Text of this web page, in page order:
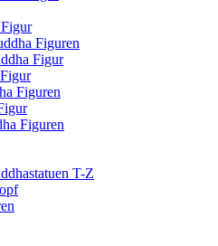
Figuren
Figur
Figuren
Figuren
T-Z